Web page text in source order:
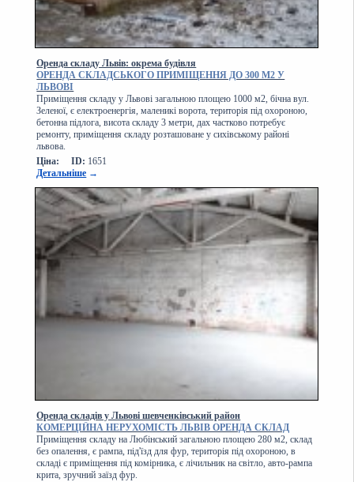
Оренда складу Львів: окрема будівля
ОРЕНДА СКЛАДСЬКОГО ПРИМІЩЕННЯ ДО 300 М2 У
ЛЬВОВІ
Приміщення складу у Львові загальною площею 1000 м2, бічна вул.
Зеленої, є електроенергія, маленикі ворота, територія під охороною,
бетонна підлога, висота складу 3 метри, дах частково потребує
ремонту, приміщення складу розташоване у сихівському районі
львова.
Ціна:
ID: 1651
Детальніше →
Оренда складів у Львові шевченківський район
КОМЕРЦІЙНА НЕРУХОМІСТЬ ЛЬВІВ ОРЕНДА СКЛАД
Приміщення складу на Любінський загальною площею 280 м2, склад
без опалення, є рампа, під'їзд для фур, територія під охороною, в
складі є приміщення під комірника, є лічильник на світло, авто-рампа
крита, зручний заїзд фур.